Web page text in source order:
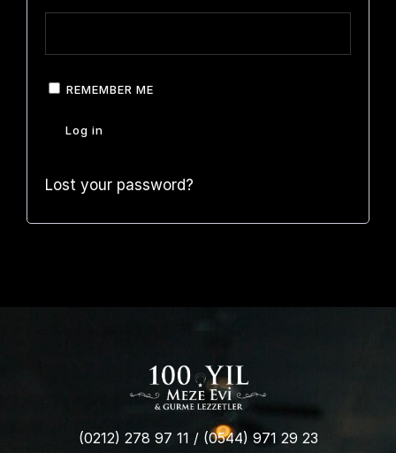
REMEMBER ME
Log in
Lost your password?
(0212) 278 97 11 / (0544) 971 29 23